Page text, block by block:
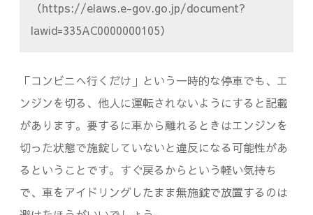
（https://elaws.e-gov.go.jp/document?
lawid=335AC0000000105）
「コンビニへ行くだけ」という一時的な停車でも、エ
ンジンを切る、他人に運転されないようにすると記載
があります。要するに車から離れるときはエンジンを
切った状態で施錠していないと違反になる可能性があ
るということです。すぐ戻るからという軽い気持ち
で、車をアイドリングしたまま無施錠で放置するのは